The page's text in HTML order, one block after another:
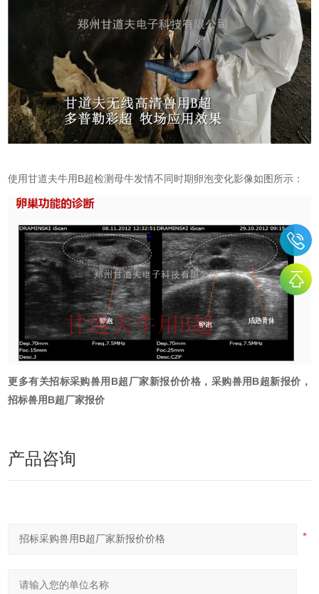
使用甘道夫牛用B超检测母牛发情不同时期卵泡变化影像如图所示：
更多有关招标采购兽用B超厂家新报价价格，采购兽用B超新报价，
招标兽用B超厂家报价
产品咨询